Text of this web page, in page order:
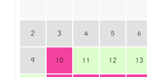
2 3 4 5 6
9 10 11 12 13